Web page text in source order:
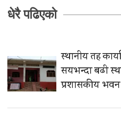
धेरै पढिएको
स्थानीय तह
सयभन्दा बढी
प्रशासकीय भवन